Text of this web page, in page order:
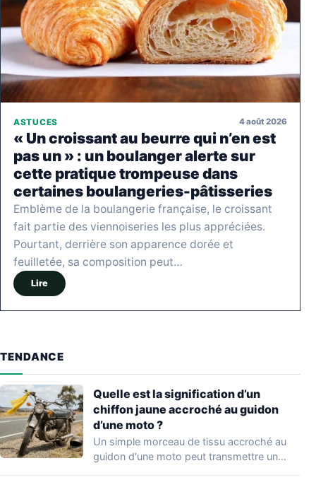
ASTUCES 4 août 2026
« Un croissant au beurre qui n’en est
pas un » : un boulanger alerte sur
cette pratique trompeuse dans
certaines boulangeries-pâtisseries
Emblème de la boulangerie française, le croissant
fait partie des viennoiseries les plus appréciées.
Pourtant, derrière son apparence dorée et
feuilletée, sa composition peut…
Lire
TENDANCE
Quelle est la signification d’un
chiffon jaune accroché au guidon
d’une moto ?
Un simple morceau de tissu accroché au
guidon d'une moto peut transmettre un